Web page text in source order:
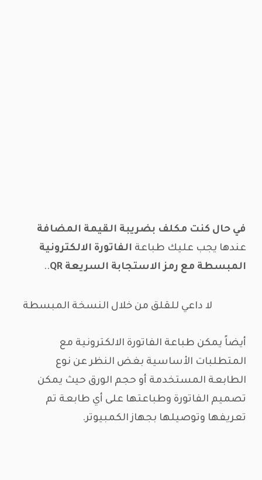
في حال كنت مكلف بضريبة القيمة المضافة
عندها يجب عليك طباعة الفاتورة الالكترونية
المبسطة مع رمز الاستجابة السريعة QR
..
لا داعي للقلق من خلال النسخة المبسطة
أيضاً يمكن طباعة الفاتورة الالكترونية مع
المتطلبات الأساسية بغض النظر عن نوع
الطابعة المستخدمة أو حجم الورق حيث يمكن
تصميم الفاتورة وطباعتها على أي طابعة تم
تعريفها وتوصيلها بجهاز الكمبيوتر.